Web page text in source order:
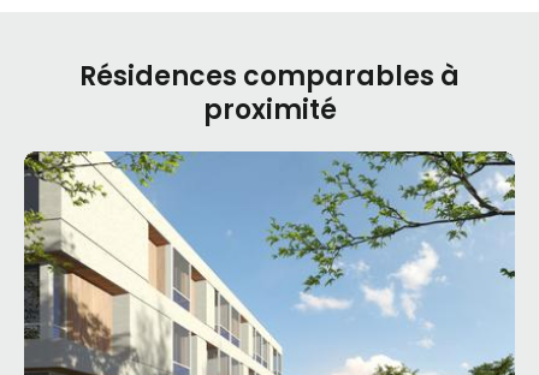
Résidences comparables à
proximité